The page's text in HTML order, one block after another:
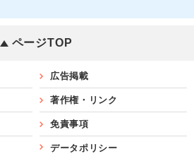
ページTOP
広告掲載
著作権・リンク
免責事項
データポリシー